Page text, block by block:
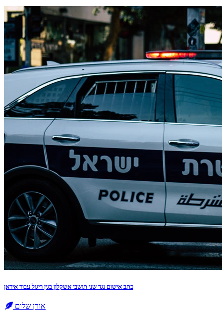
כתב אישום נגד שני תושבי אשקלון בגין ריגול עבור איראן
אורן שלום